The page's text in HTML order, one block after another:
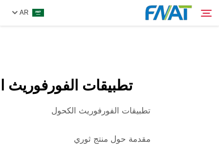
AR
تطبيقات الفورفوريث
تطبيقات الفورفوريث الكحول
مقدمة حول منتج ثوري